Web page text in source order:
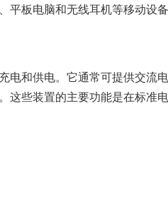
板电脑和无线耳机等移动设备
和供电。它通常可提供交流
些装置的主要功能是在标准